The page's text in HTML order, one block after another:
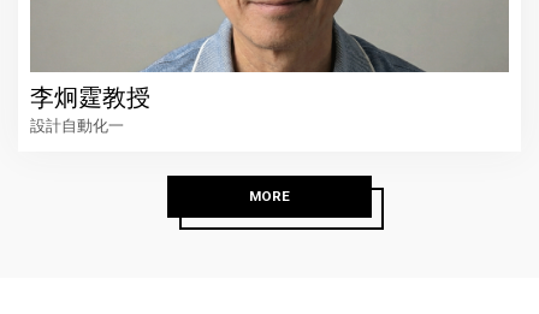
李炯霆教授
設計自動化一
MORE